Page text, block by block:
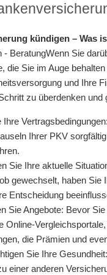
kündigen – Was
Wenn Sie
die Sie im Auge
und Ihre
zu überdenken und
Ihre
Ihrer PKV
Sie Ihre aktuelle
gewechselt, haben Sie
Entscheidung
Sie Angebote: Bevor
Online-
die Prämien und
Sie Ihre
einer anderen